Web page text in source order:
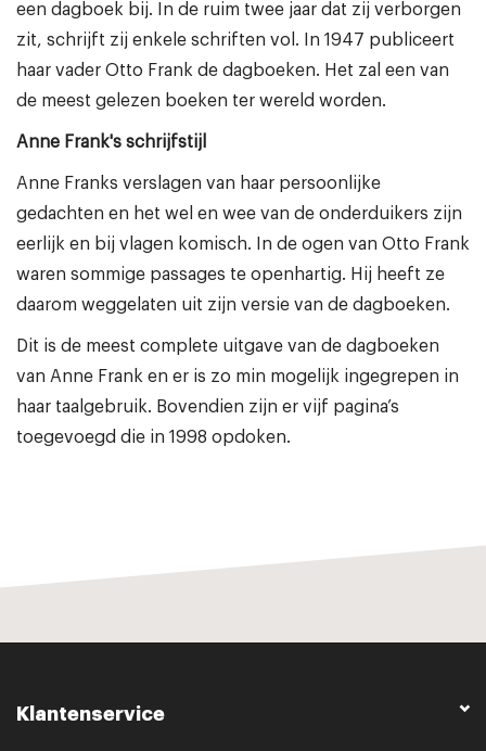
een dagboek bij. In de ruim twee jaar dat zij verborgen
zit, schrijft zij enkele schriften vol. In 1947 publiceert
haar vader Otto Frank de dagboeken. Het zal een van
de meest gelezen boeken ter wereld worden.
Anne Frank's schrijfstijl
Anne Franks verslagen van haar persoonlijke
gedachten en het wel en wee van de onderduikers zijn
eerlijk en bij vlagen komisch. In de ogen van Otto Frank
waren sommige passages te openhartig. Hij heeft ze
daarom weggelaten uit zijn versie van de dagboeken.
Dit is de meest complete uitgave van de dagboeken
van Anne Frank en er is zo min mogelijk ingegrepen in
haar taalgebruik. Bovendien zijn er vijf pagina’s
toegevoegd die in 1998 opdoken.
Klantenservice